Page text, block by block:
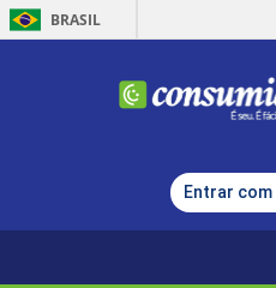
BRASIL
Entrar com